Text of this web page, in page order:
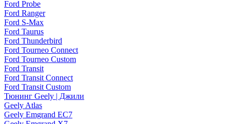
Ford Probe
Ford Ranger
Ford S-Max
Ford Taurus
Ford Thunderbird
Ford Tourneo Connect
Ford Tourneo Custom
Ford Transit
Ford Transit Connect
Ford Transit Custom
Тюнинг Geely | Джили
Geely Atlas
Geely Emgrand EC7